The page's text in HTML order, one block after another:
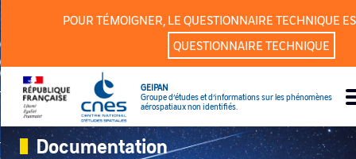
Panneau de gestion des cookies
POUR TÉMOIGNER, LE QUESTIONNAIRE TECHNIQUE
QUESTIONNAIRE TECHNIQUE
GEIPAN
Groupe d’études et d’informations sur les phénomènes
aérospatiaux non identifiés.
Documentation